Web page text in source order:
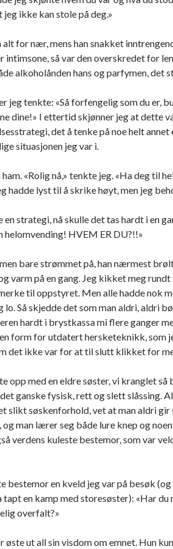
ikke kan stole på deg.»
alt for nær, mens han snakket
intimsone, så var den overskredet for
alkoholånden hans og parfymen, det
jeg tenkte: «Så forfengelig som du er,
dine!» I ettertid skjønner jeg at dette
det å tenke på noe helt annet
situasjonen jeg var i.
ham. «Rolig nå,» tenkte jeg. «Ha deg til
hadde lyst til å skrike høyt, men jeg
en strategi, nå skulle det tas hardt i en
helomvending! HVEM ER DU?!!»
bare strømmet på, han nærmest
varm på en gang. Jeg kikket meg rundt
til oppstyret. Men alle hadde nok
lo. Så skjedde det som man aldri, aldri
hardt i brystkassa mi flere ganger
form for utdatert hersketeknikk, som
det ikke var for at til slutt klikket for
opp med en eldre søster, vi kranglet
ganske fysisk, rett og slett slåssing.
slikt søskenforhold, vet at man aldri gir
og man lærer seg både lure knep og
verdens kuleste bestemor, som var
bestemor en kveld jeg var på besøk
tapt en kamp med storesøster): «Har du
overfalt?»
øste ut all sin visdom om emnet. Hun